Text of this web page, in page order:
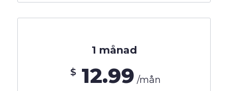
1 månad
$ 12.99 /mån